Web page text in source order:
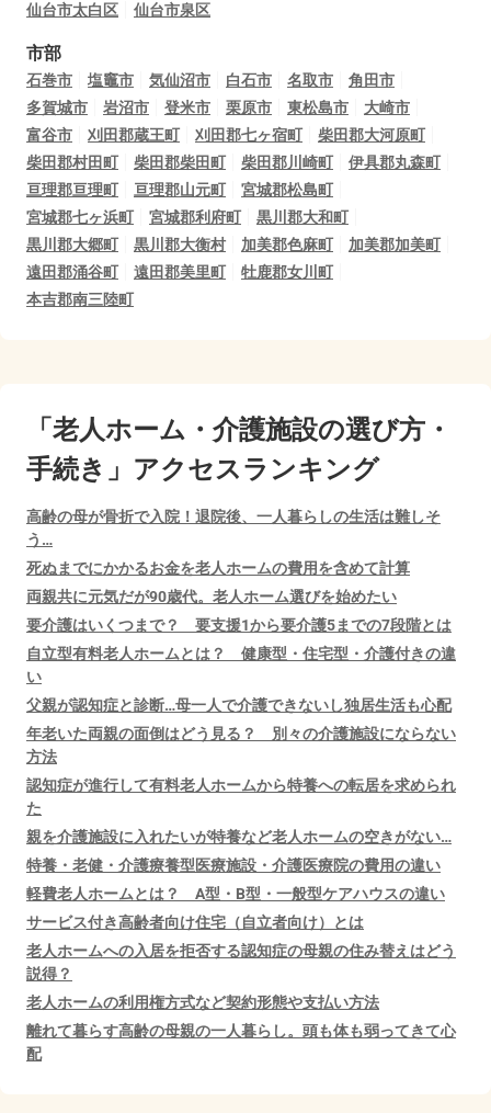
仙台市太白区
仙台市泉区
市部
石巻市 塩竈市 気仙沼市 白石市 名取市
角田市
多賀城市
岩沼市 登米市 栗原市 東松島市
大崎市
富谷市
刈田郡蔵王町 刈田郡七ヶ宿町
柴田郡大河原町
柴田郡村田町
柴田郡柴田町 柴田郡川崎町
伊具郡丸森町
亘理郡亘理町
亘理郡山元町
宮城郡松島町
宮城郡七ヶ浜町
宮城郡利府町
黒川郡大和町
黒川郡大郷町
黒川郡大衡村 加美郡色麻町
加美郡加美町
遠田郡涌谷町
遠田郡美里町
牡鹿郡女川町
本吉郡南三陸町
「老人ホーム・介護施設の選び方・
手続き」アクセスランキング
高齢の母が骨折で入院！退院後、一人暮らしの生活は難しそ
う…
死ぬまでにかかるお金を老人ホームの費用を含めて計算
両親共に元気だが90歳代。老人ホーム選びを始めたい
要介護はいくつまで？ 要支援1から要介護5までの7段階とは
自立型有料老人ホームとは？ 健康型・住宅型・介護付きの違
い
父親が認知症と診断…母一人で介護できないし独居生活も心配
年老いた両親の面倒はどう見る？ 別々の介護施設にならない
方法
認知症が進行して有料老人ホームから特養への転居を求められ
た
親を介護施設に入れたいが特養など老人ホームの空きがない…
特養・老健・介護療養型医療施設・介護医療院の費用の違い
軽費老人ホームとは？ A型・B型・一般型ケアハウスの違い
サービス付き高齢者向け住宅（自立者向け）とは
老人ホームへの入居を拒否する認知症の母親の住み替えはどう
説得？
老人ホームの利用権方式など契約形態や支払い方法
離れて暮らす高齢の母親の一人暮らし。頭も体も弱ってきて心
配